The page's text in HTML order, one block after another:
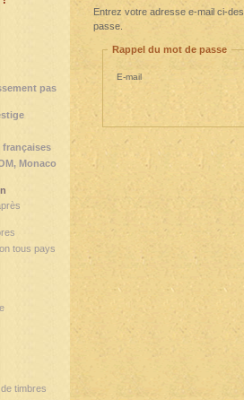
Entrez votre adresse e-mail ci-
passe.
Rappel du mot de passe
E-mail
pas
françaises
Monaco
tous pays
timbres